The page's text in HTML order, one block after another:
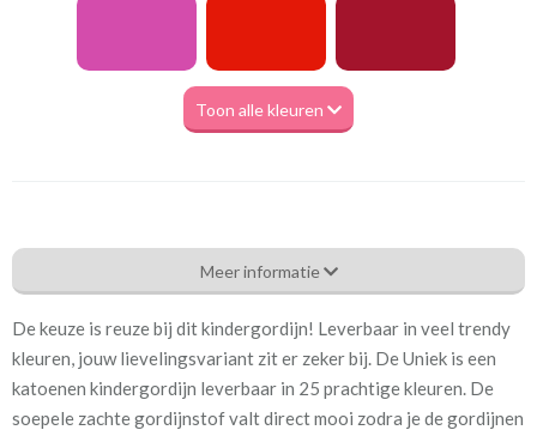
Toon alle kleuren
Be_Uniek mint
Eigenschappen gordijnstof
Artikelnummer Be_Uniek mint
Stofbreedte: 140 cm
Meer informatie
De keuze is reuze bij dit kindergordijn! Leverbaar in veel trendy
kleuren, jouw lievelingsvariant zit er zeker bij. De Uniek is een
katoenen kindergordijn leverbaar in 25 prachtige kleuren. De
soepele zachte gordijnstof valt direct mooi zodra je de gordijnen